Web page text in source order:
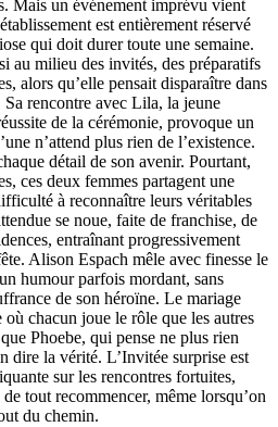
Mais un événement imprévu vient
est entièrement réservé
qui doit durer toute une semaine.
au milieu des invités, des préparatifs
alors qu’elle pensait disparaître dans
rencontre avec Lila, la jeune
de la cérémonie, provoque un
n’attend plus rien de l’existence.
détail de son avenir. Pourtant,
ces deux femmes partagent une
à reconnaître leurs véritables
se noue, faite de franchise, de
entraînant progressivement
Alison Espach mêle avec finesse le
humour parfois mordant, sans
de son héroïne. Le mariage
chacun joue le rôle que les autres
Phoebe, qui pense ne plus rien
dire la vérité. L’Invitée surprise est
sur les rencontres fortuites,
tout recommencer, même lorsqu’on
du chemin.